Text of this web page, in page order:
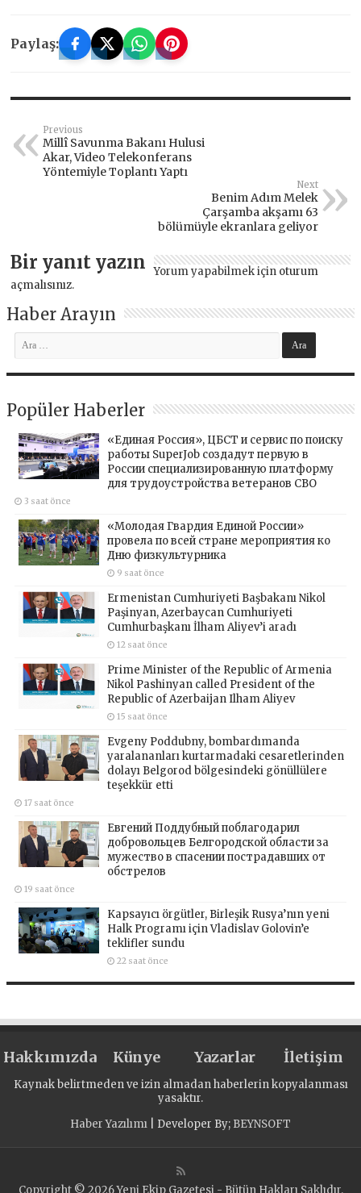
Paylaş:
Previous
Millî Savunma Bakanı Hulusi
Akar, Video Telekonferans
Yöntemiyle Toplantı Yaptı
Next
Benim Adım Melek
Çarşamba akşamı 63
bölümüyle ekranlara geliyor
Bir yanıt yazın Yorum yapabilmek için oturum
açmalısınız.
Haber Arayın
Popüler Haberler
«Единая Россия», ЦБСТ и сервис по поиску
работы SuperJob создадут первую в
России специализированную платформу
для трудоустройства ветеранов СВО
3 saat önce
«Молодая Гвардия Единой России»
провела по всей стране мероприятия ко
Дню физкультурника
9 saat önce
Ermenistan Cumhuriyeti Başbakanı Nikol
Paşinyan, Azerbaycan Cumhuriyeti
Cumhurbaşkanı İlham Aliyev’i aradı
12 saat önce
Prime Minister of the Republic of Armenia
Nikol Pashinyan called President of the
Republic of Azerbaijan Ilham Aliyev
15 saat önce
Evgeny Poddubny, bombardımanda
yaralananları kurtarmadaki cesaretlerinden
dolayı Belgorod bölgesindeki gönüllülere
teşekkür etti
17 saat önce
Евгений Поддубный поблагодарил
добровольцев Белгородской области за
мужество в спасении пострадавших от
обстрелов
19 saat önce
Kapsayıcı örgütler, Birleşik Rusya’nın yeni
Halk Programı için Vladislav Golovin’e
teklifler sundu
22 saat önce
Hakkımızda Künye Yazarlar İletişim
Kaynak belirtmeden ve izin almadan haberlerin kopyalanması
yasaktır.
Haber Yazılımı | Developer By; BEYNSOFT
Copyright © 2026 Yeni Ekip Gazetesi - Bütün Hakları Saklıdır.